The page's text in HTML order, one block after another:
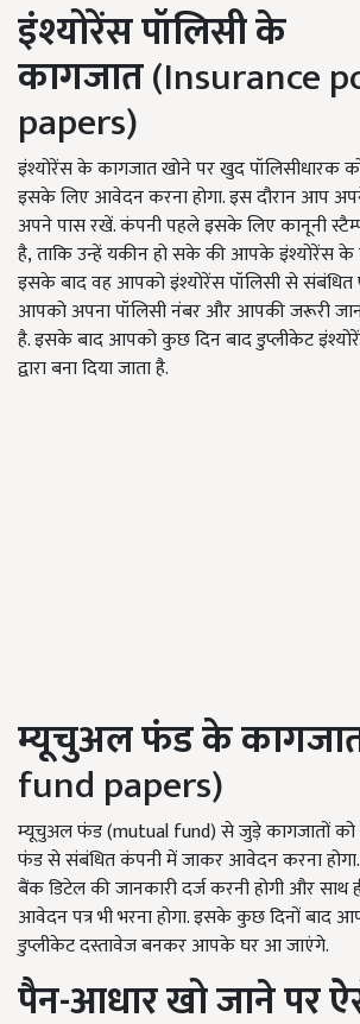
इंश्योरेंस पॉलिसी के
कागजात(Insurance
papers)
इंश्योरेंस के कागजात खोने पर खुद पॉलिसीधारक
इसके लिए आवेदन करना होगा. इस दौरान आप
अपने पास रखें. कंपनी पहले इसके लिए कानूनी
है,ताकि उन्हें यकीन हो सके की आपके इंश्योरेंस के
इसके बाद वह आपको इंश्योरेंस पॉलिसी से संबंधित
आपको अपना पॉलिसी नंबर और आपकी जरूरी
है. इसके बाद आपको कुछ दिन बाद डुप्लीकेट
द्वारा बना दिया जाता है.
म्यूचुअल फंड के
fund papers)
म्यूचुअल फंड (mutual fund) से जुड़े कागजातों
फंड से संबंधित कंपनी में जाकर आवेदन करना
बैंक डिटेल की जानकारी दर्ज करनी होगी और साथ
आवेदन पत्र भी भरना होगा. इसके कुछ दिनों
डुप्लीकेट दस्तावेज बनकर आपके घर आ जाएंगे.
पैन-आधार खो जाने पर